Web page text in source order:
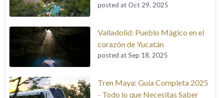
posted at Oct 29, 2025
Valladolid: Pueblo Mágico en el
corazón de Yucatán
posted at Sep 18, 2025
Tren Maya: Guía Completa 2025
- Todo lo que Necesitas Saber